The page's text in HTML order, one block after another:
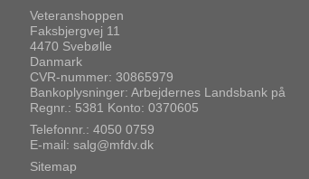
Veteranshoppen
Faksbjergvej 11
4470 Svebølle
Danmark
CVR-nummer: 30865979
Bankoplysninger: Arbejdernes Landsbank på
Regnr.: 5381 Konto: 0370605
Telefonnr.: 4050 0759
E-mail: salg@mfdv.dk
Sitemap